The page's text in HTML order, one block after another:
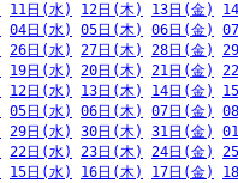
11日(水) 12日(木) 13日(金)
04日(水) 05日(木) 06日(金)
26日(水) 27日(木) 28日(金)
19日(水) 20日(木) 21日(金)
12日(水) 13日(木) 14日(金)
05日(水) 06日(木) 07日(金)
29日(水) 30日(木) 31日(金)
22日(水) 23日(木) 24日(金)
15日(水) 16日(木) 17日(金)